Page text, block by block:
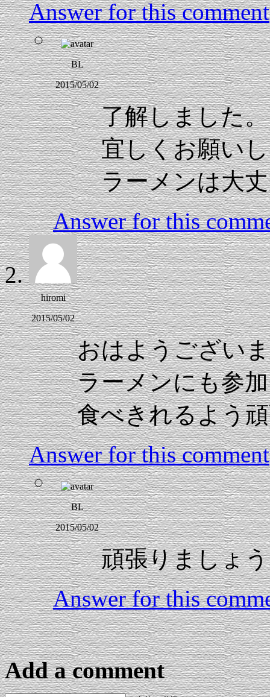
Answer for this comment
BL
2015/05/02
了解しました。
宜しくお願い
ラーメンは大
Answer for this
hiromi
2015/05/02
おはようござい
ラーメンにも参
食べきれるよう
Answer for this comment
BL
2015/05/02
頑張りましょ
Answer for this
Add a comment